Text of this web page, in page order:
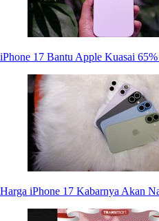
iPhone 17 Bantu Apple Kuasai
Harga iPhone 17 Kabarnya Akan